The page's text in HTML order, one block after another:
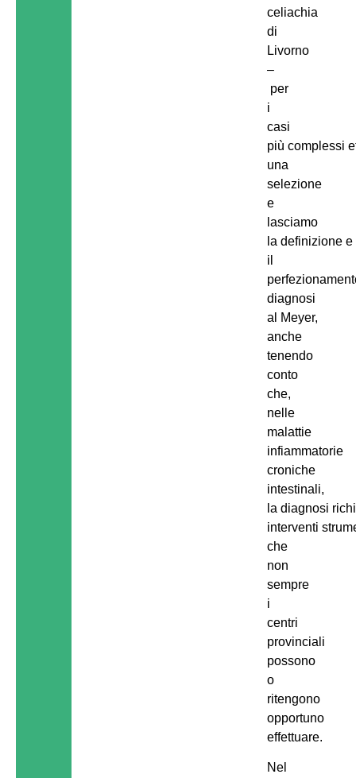
celiachia
di
Livorno
–
per
i
casi
più complessi
una
selezione
e
lasciamo
la definizione e
il
diagnosi
al Meyer,
anche
tenendo
conto
che,
nelle
malattie
infiammatorie
croniche
intestinali,
la diagnosi
interventi
che
non
sempre
i
centri
provinciali
possono
o
ritengono
opportuno
effettuare.
Nel